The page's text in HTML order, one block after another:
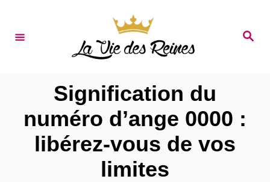
S
Signification du
numéro d’ange 0000 :
libérez-vous de vos
limites